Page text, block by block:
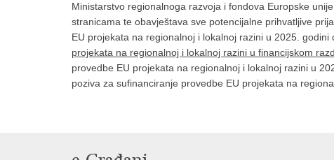
Ministarstvo regionalnoga razvoja i fondova Europske
stranicama te obavještava sve potencijalne prihvatljive
EU projekata na regionalnoj i lokalnoj razini u 2025. godini
projekata na regionalnoj i lokalnoj razini u financijskom
provedbe EU projekata na regionalnoj i lokalnoj razini u
poziva za sufinanciranje provedbe EU projekata na